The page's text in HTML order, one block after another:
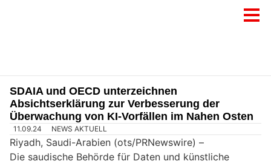
SDAIA und OECD unterzeichnen
Absichtserklärung zur Verbesserung der
Überwachung von KI-Vorfällen im Nahen Osten
11.09.24 NEWS AKTUELL
Riyadh, Saudi-Arabien (ots/PRNewswire) –
Die saudische Behörde für Daten und künstliche